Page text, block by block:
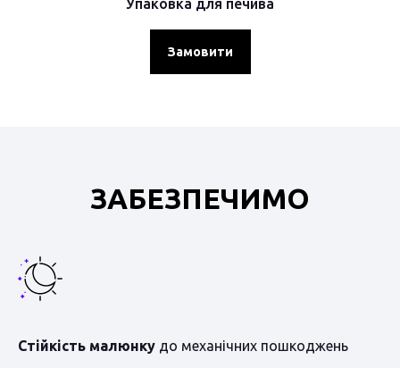
Замовити
ЗАБЕЗПЕЧИМО
Стійкість малюнку до механічних пошкоджень